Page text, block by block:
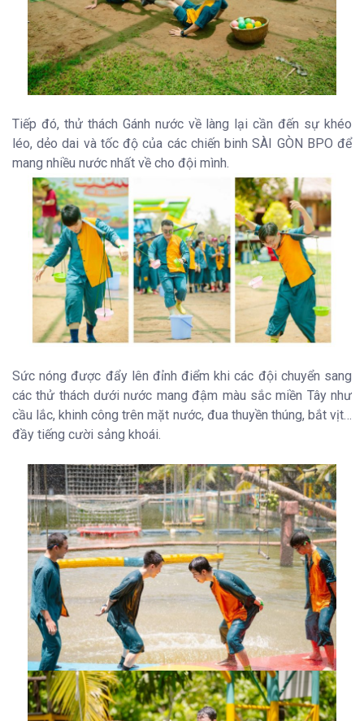
Tiếp đó, thử thách Gánh nước về làng lại cần đến sự khéo
léo, dẻo dai và tốc độ của các chiến binh SÀI GÒN BPO để
mang nhiều nước nhất về cho đội mình.
Sức nóng được đẩy lên đỉnh điểm khi các đội chuyển sang
các thử thách dưới nước mang đậm màu sắc miền Tây như
cầu lắc, khinh công trên mặt nước, đua thuyền thúng, bắt vịt…
đầy tiếng cười sảng khoái.